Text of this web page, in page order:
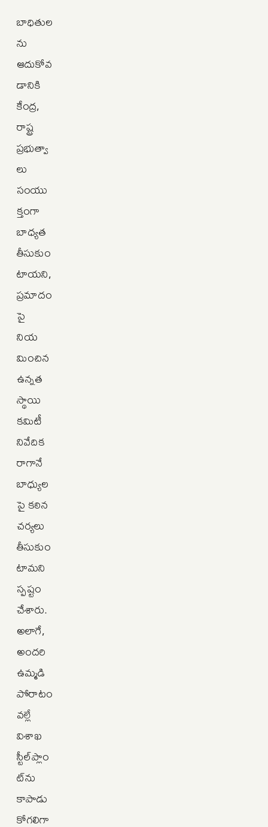
బాధితుల
ను
ఆదుకోవ
డానికి
కేంద్ర,
రాష్ట్ర
ప్రభుత్వా
లు
సంయు
క్తంగా
బాధ్యత
తీసుకుం
టాయని,
ప్రమాదం
పై
నియ
మించిన
ఉన్నత
స్థాయి
కమిటీ
నివేదిక
రాగానే
బాధ్యుల
పై కఠిన
చర్యలు
తీసుకుం
టామని
స్పష్టం
చేశారు.
అలాగే,
అందరి
ఉమ్మడి
పోరాటం
వల్లే
విశాఖ
స్టీల్‌ప్లాం
ట్‌ను
కాపాడు
కోగలిగా